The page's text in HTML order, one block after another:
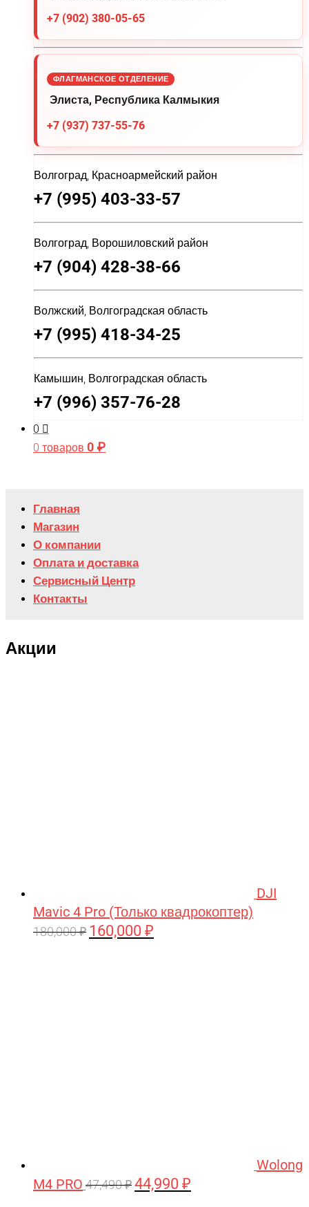
+7 (902) 380-05-65
ФЛАГМАНСКОЕ ОТДЕЛЕНИЕ
Элиста, Республика Калмыкия
+7 (937) 737-55-76
Волгоград, Красноармейский район
+7 (995) 403-33-57
Волгоград, Ворошиловский район
+7 (904) 428-38-66
Волжский, Волгоградская область
+7 (995) 418-34-25
Камышин, Волгоградская область
+7 (996) 357-76-28
0
0 товаров 0 ₽
Главная
Магазин
О компании
Оплата и доставка
Сервисный Центр
Контакты
Акции
DJI
Mavic 4 Pro (Только квадрокоптер)
180,000₽ Первоначальная
160,000 ₽
Wolong
M4 PRO 47,490₽ Первоначальная
44,990 ₽